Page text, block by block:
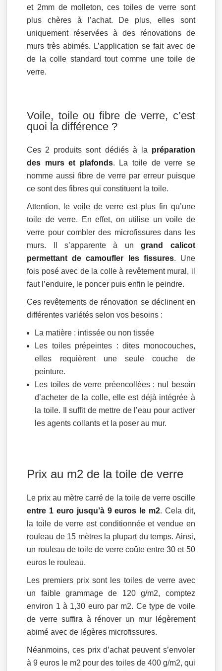
et 2mm de molleton, ces toiles de verre sont
plus chères à l’achat. De plus, elles sont
uniquement réservées à des rénovations de
murs très abimés. L’application se fait avec de
de la colle standard tout comme une toile de
verre.
Voile, toile ou fibre de verre, c’est
quoi la différence ?
Ces 2 produits sont dédiés à la préparation
des murs et plafonds. La toile de verre se
nomme aussi fibre de verre par erreur puisque
ce sont des fibres qui constituent la toile.
Attention, le voile de verre est plus fin qu’une
toile de verre. En effet, on utilise un voile de
verre pour combler des microfissures dans les
murs. Il s’apparente à ungrand calicot
permettant de camoufler les fissures. Une
fois posé avec de la colle à revêtement mural, il
faut l’enduire, le poncer puis enfin le peindre.
Ces revêtements de rénovation se déclinent en
différentes variétés selon vos besoins :
La matière : intissée ou non tissée
Les toiles prépeintes : dites monocouches,
elles requièrent une seule couche de
peinture.
Les toiles de verre préencollées : nul besoin
d’acheter de la colle, elle est déjà intégrée à
la toile. Il suffit de mettre de l’eau pour activer
les agents collants et la poser au mur.
Prix au m2 de la toile de verre
Le prix au mètre carré de la toile de verre oscille
entre 1 euro jusqu’à 9 euros le m2. Cela dit,
la toile de verre est conditionnée et vendue en
rouleau de 15 mètres la plupart du temps. Ainsi,
un rouleau de toile de verre coûte entre 30 et 50
euros le rouleau.
Les premiers prix sont les toiles de verre avec
un faible grammage de 120 g/m2, comptez
environ 1 à 1,30 euro par m2. Ce type de voile
de verre suffira à rénover un mur légèrement
abimé avec de légères microfissures.
Néanmoins, ces prix d’achat peuvent s’envoler
à 9 euros le m2 pour des toiles de 400 g/m2, qui